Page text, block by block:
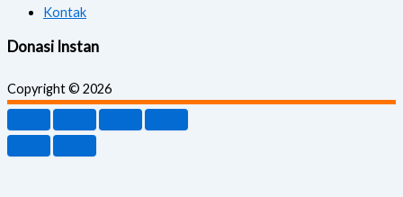
Kontak
Donasi Instan
Copyright © 2026